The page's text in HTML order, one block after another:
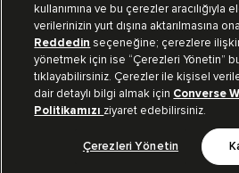
Koleksiyon
Kurumsal
Bizi Takip Et
kullanımına ve bu çerezler aracılığıyla
verilerinizin yurt dışına aktarılmasına
Reddedin seçeneğine; çerezlere
yönetmek için ise “Çerezleri Yönetin”
tıklayabilirsiniz. Çerezler ile kişisel
dair detaylı bilgi almak için Converse
Politikamızı ziyaret edebilirsiniz.
Çerezleri Yönetin